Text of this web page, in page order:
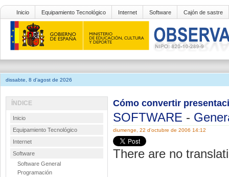
Inicio Equipamiento Tecnológico Internet Software Cajón de sastre
dissabte, 8 d'agost de 2026
Cómo convertir
SOFTWARE -
diumenge, 22 d'octubre de 2006 14:12
There are no
ÍNDICE
Inicio
Equipamiento Tecnológico
Internet
Software
Software General
Programación